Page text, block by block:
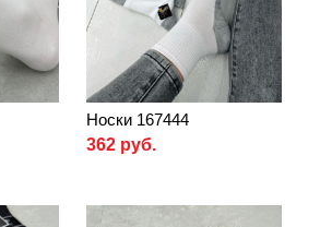
Носки 167444
362 руб.